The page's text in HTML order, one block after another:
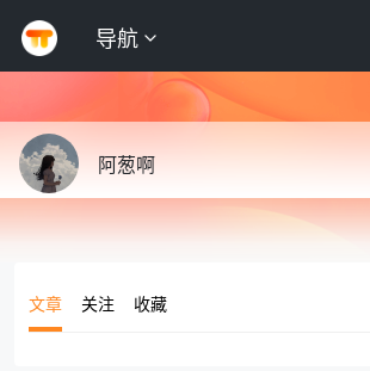
导航
阿葱啊
文章 关注 收藏